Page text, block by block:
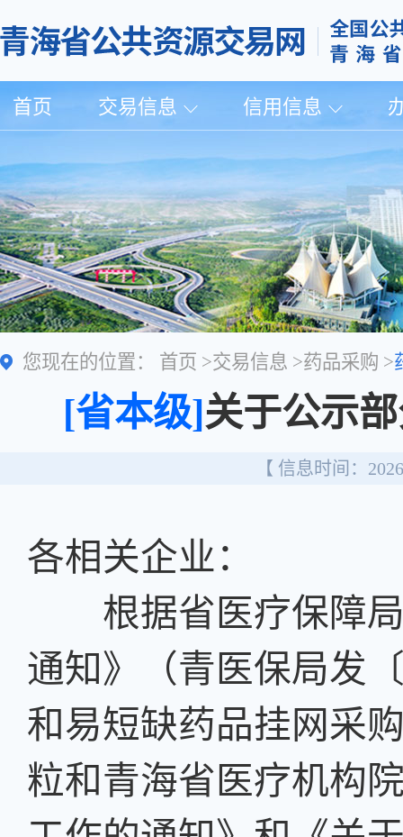
首页 交易信息 信用信息
您现在的位置： 首页 >交易信息 >药品采购 >
[省本级]关于公示
【 信息时间：
各相关企业：
根据省医疗保障局
通知》（青医保局发
和易短缺药品挂网采
粒和青海省医疗机构